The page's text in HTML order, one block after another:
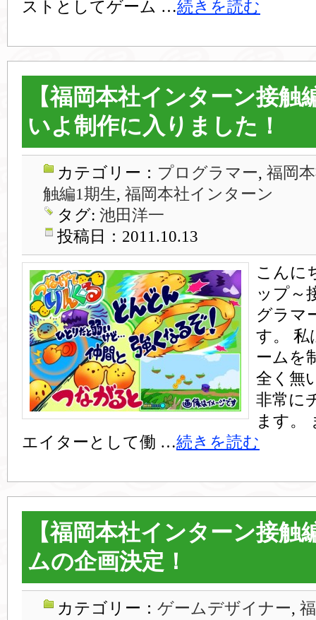
ストとしてゲーム …続きを読む
【福岡本社インターン接触
いよ制作に入りました！
カテゴリー： プログラマー, 福岡
触編1期生, 福岡本社インターン
タグ: 池田洋一
投稿日：2011.10.13
こんに
ップ～
グラマ
す。 私
ームを
全く無
非常に
ます。
エイターとして働 …続きを読む
【福岡本社インターン接触
ムの企画決定！
カテゴリー： ゲームデザイナー,